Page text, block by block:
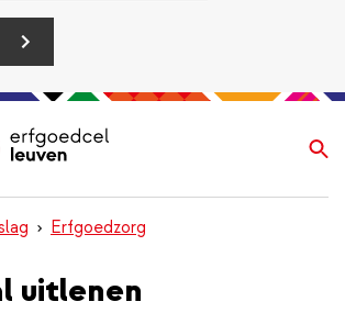
Erfgoedzorg
uitlenen